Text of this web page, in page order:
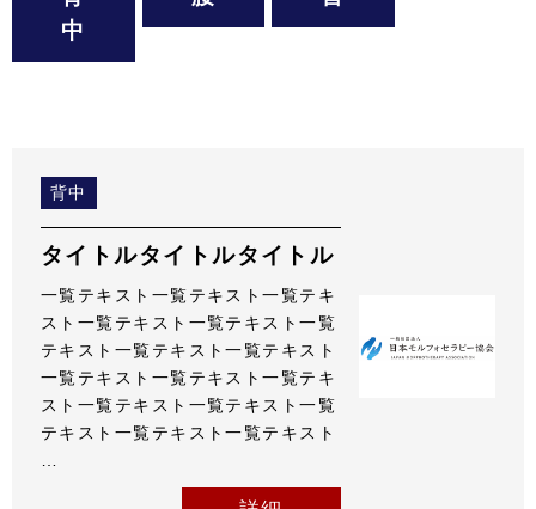
中
背中
タイトルタイトルタイトル
一覧テキスト一覧テキスト一覧テキ
スト一覧テキスト一覧テキスト一覧
テキスト一覧テキスト一覧テキスト
一覧テキスト一覧テキスト一覧テキ
スト一覧テキスト一覧テキスト一覧
テキスト一覧テキスト一覧テキスト
…